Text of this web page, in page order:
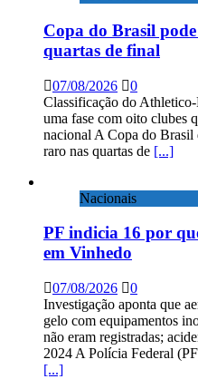
Copa do Brasil pode
quartas de final
07/08/2026
0
Classificação do
uma fase com oito clubes
nacional A Copa do Brasil
raro nas quartas de [...]
Nacionais
PF indicia 16 por
em Vinhedo
07/08/2026
0
Investigação aponta que
gelo com equipamentos
não eram registradas;
2024 A Polícia Federal
[...]